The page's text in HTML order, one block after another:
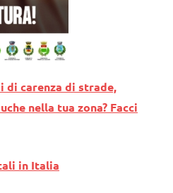
di carenza di strade,
nella tua zona? Facci
in Italia